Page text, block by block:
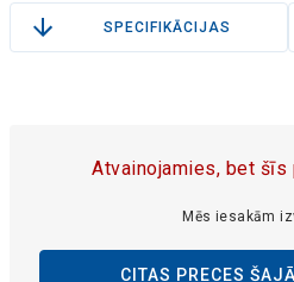
SPECIFIKĀCIJAS
Atvainojamies, bet šīs
Mēs iesakām
CITAS PRECES